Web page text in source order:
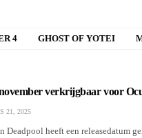
4 GHOST OF YOTEI
verkrijgbaar voor
21, 2025
Deadpool heeft een releasedatum